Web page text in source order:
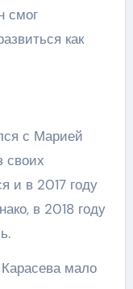
смог
как
с Марией
своих
и в 2017 году
в 2018 году
мало